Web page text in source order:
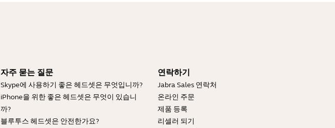
자주 묻는 질문
Skype에 사용하기 좋은 헤드셋은 무엇입니까?
iPhone을 위한 좋은 헤드셋은 무엇이 있습니
까?
블루투스 헤드셋은 안전한가요?
연락하기
Jabra Sales 연락처
온라인 주문
제품 등록
리셀러 되기